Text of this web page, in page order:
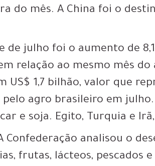
do mês. A China foi o
de julho foi o aumento de
relação ao mesmo mês
US$ 1,7 bilhão, valor que
agro brasileiro em
e soja. Egito, Turquia e
Confederação analisou o
frutas, lácteos, pescados